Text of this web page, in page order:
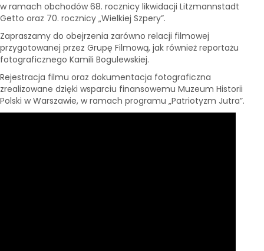
w ramach obchodów 68. rocznicy likwidacji Litzmannstadt
Getto oraz 70. rocznicy „Wielkiej Szpery”.
Zapraszamy do obejrzenia zarówno relacji filmowej
przygotowanej przez Grupę Filmową, jak również reportażu
fotograficznego Kamili Bogulewskiej.
Rejestracja filmu oraz dokumentacja fotograficzna
zrealizowane dzięki wsparciu finansowemu Muzeum Historii
Polski w Warszawie, w ramach programu „Patriotyzm Jutra”.